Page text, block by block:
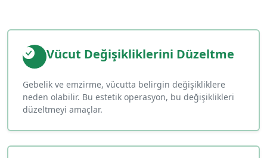
Vücut Değişikliklerini Düzeltme
Gebelik ve emzirme, vücutta belirgin değişikliklere
neden olabilir. Bu estetik operasyon, bu değişiklikleri
düzeltmeyi amaçlar.